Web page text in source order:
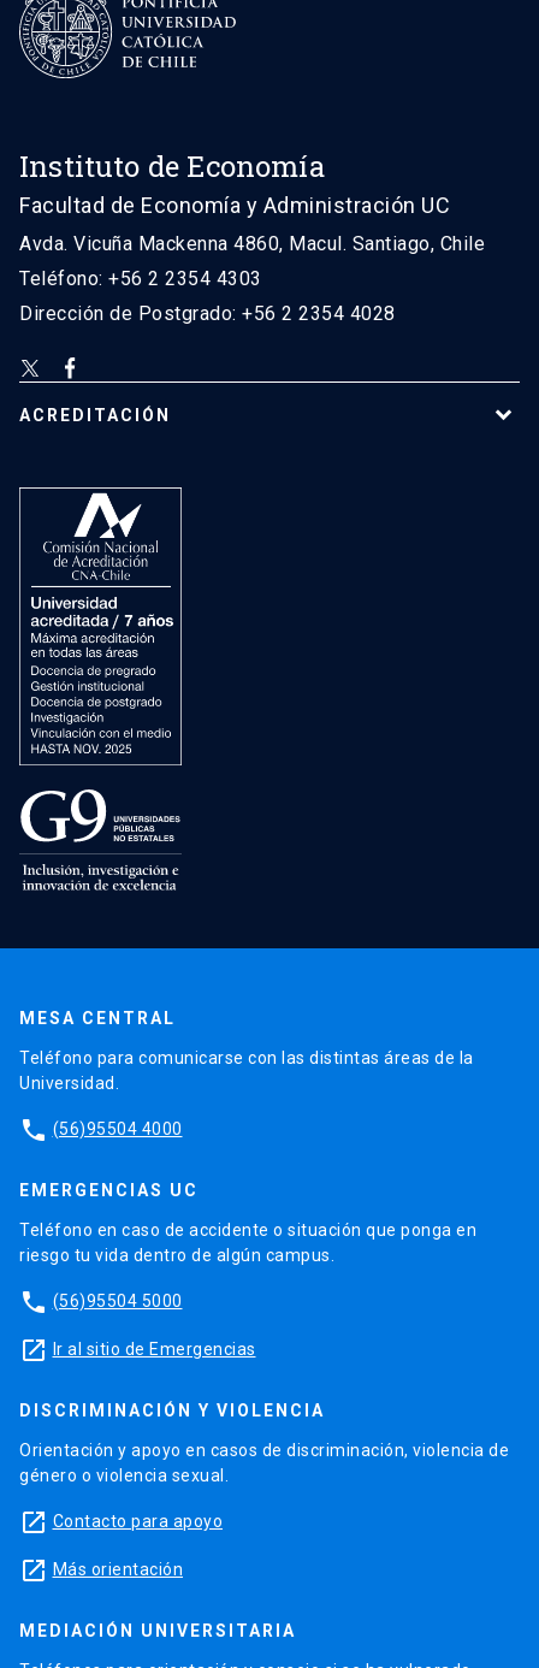
Instituto de Economía
Facultad de Economía y Administración UC
Avda. Vicuña Mackenna 4860, Macul. Santiago, Chile
Teléfono: +56 2 2354 4303
Dirección de Postgrado: +56 2 2354 4028
ACREDITACIÓN
MESA CENTRAL
Teléfono para comunicarse con las distintas áreas de la
Universidad.
phone (56)95504 4000
EMERGENCIAS UC
Teléfono en caso de accidente o situación que ponga en
riesgo tu vida dentro de algún campus.
phone (56)95504 5000
launch Ir al sitio de Emergencias
DISCRIMINACIÓN Y VIOLENCIA
Orientación y apoyo en casos de discriminación, violencia de
género o violencia sexual.
launch Contacto para apoyo
launch Más orientación
MEDIACIÓN UNIVERSITARIA